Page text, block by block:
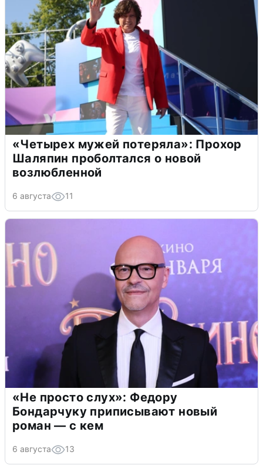
«Четырех мужей потеряла»: Прохор
Шаляпин проболтался о новой
возлюбленной
6 августа 11
«Не просто слух»: Федору
Бондарчуку приписывают новый
роман — с кем
6 августа 13